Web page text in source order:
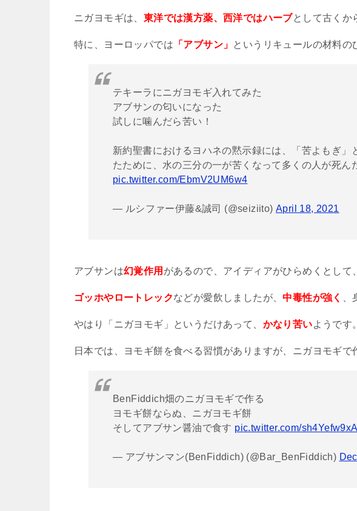
ニガヨモギは、 東洋では漢方薬、西洋ではハーブとして古くか
特に、ヨーロッパでは 「アブサン」 というリキュールの材料の
テキーラにニガヨモギ入れてみた
アブサンの匂いになった
試しに噛んだら苦い！
新約聖書におけるヨハネの黙示録には、「苦よもぎ」
たために、水の三分の一が苦くなって多くの人が死ん
pic.twitter.com/EbmV2UM6w4
— ルシファー伊藤&誠司 (@seiziito) April 18, 2021
アブサンは幻覚作用 があるので、アイディアがひらめくとして
ゴッホやロートレックなどが愛飲しましたが、中毒性が強く
やはり「ニガヨモギ」というだけあって、 かなり苦いようです。
日本では、ヨモギ餅を食べる習慣がありますが、ニガヨモギで
BenFiddich畑のニガヨモギで作る
ヨモギ餅ならぬ、ニガヨモギ餅
そしてアブサン醤油で食す pic.twitter.com/sh4Yefw9xA
— アブサンマン(BenFiddich) (@Bar_BenFiddich)